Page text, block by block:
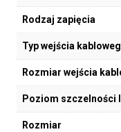
Rodzaj zapięcia
Typ wejścia
Rozmiar wejścia
Poziom szczelności
Rozmiar